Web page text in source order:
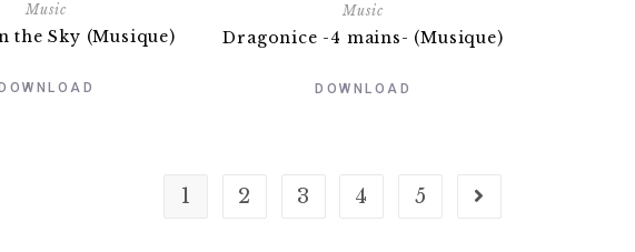
Music
the Sky (Musique)
DOWNLOAD
Music
Dragonice -4 mains- (Musique)
DOWNLOAD
1 2 3 4 5